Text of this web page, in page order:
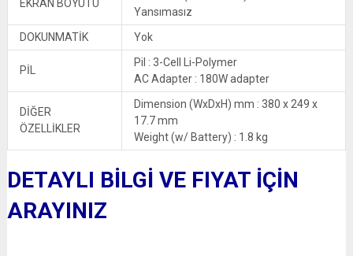
EKRAN BOYUTU
Yansımasız
DOKUNMATİK
Yok
PİL
Pil : 3-Cell Li-Polymer
AC Adapter : 180W adapter
DİĞER
ÖZELLİKLER
Dimension (WxDxH) mm : 380 x 249 x
17.7 mm
Weight (w/ Battery) : 1.8 kg
DETAYLI BİLGİ VE FIYAT İÇİN
ARAYINIZ